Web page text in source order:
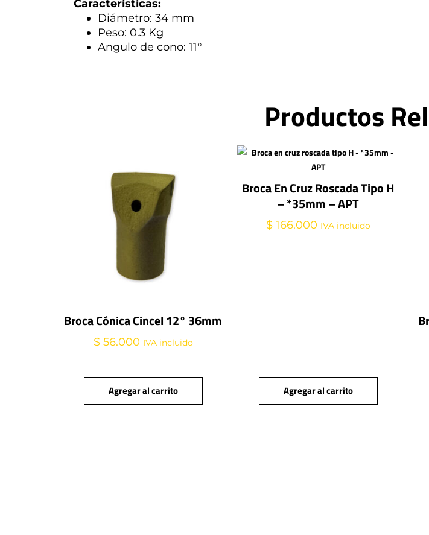
Características:
Diámetro: 34 mm
Peso: 0.3 Kg
Angulo de cono: 11°
Productos
Broca Cónica Cincel 12° 36mm
$56.000 IVA incluido
Agregar al carrito
Broca En Cruz Roscada Tipo H
– *35mm – APT
$166.000 IVA incluido
Agregar al carrito